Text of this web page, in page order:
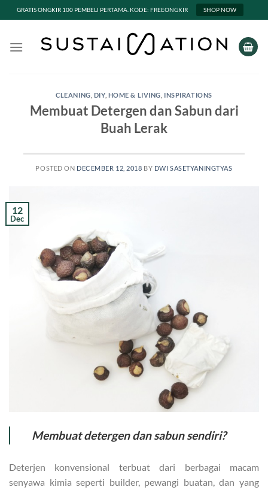
GRATIS ONGKIR 100 PEMBELI PERTAMA. KODE: FREEONGKIR SHOP NOW
CLEANING DIY, HOME & LIVING INSPIRATIONS
Membuat Detergen dan Sabun dari
Buah Lerak
POSTED ON DECEMBER 12, 2018 BY DWI SASETYANINGTYAS
12
Dec
Membuat detergen dan sabun sendiri?
Deterjen konvensional terbuat dari berbagai macam
senyawa kimia seperti builder, pewangi buatan, dan yang